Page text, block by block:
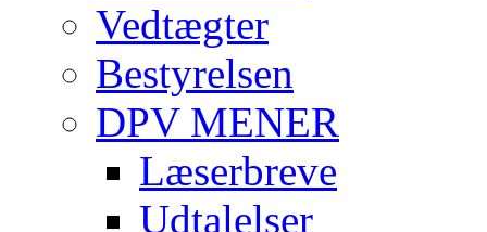
Vedtægter
Bestyrelsen
DPV MENER
Læserbreve
Udtalelser